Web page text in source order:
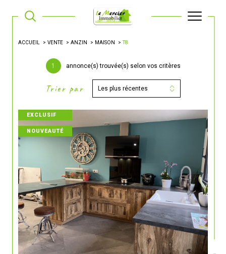
ACCUEIL VENTE ANZIN MAISON T8
1 annonce(s) trouvée(s) selon vos critères
Trier par Les plus récentes
EXCLUSIF
NOUVEAUTÉ